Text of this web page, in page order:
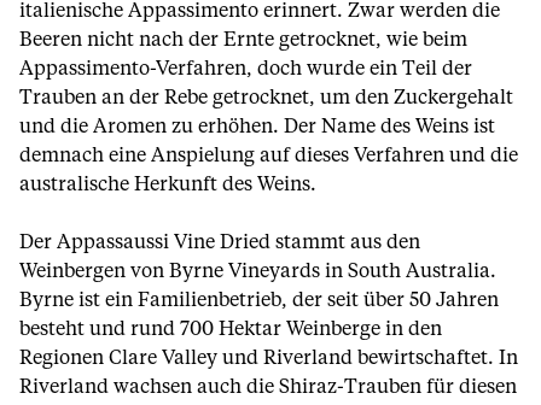
italienische Appassimento erinnert. Zwar werden die
Beeren nicht nach der Ernte getrocknet, wie beim
Appassimento-Verfahren, doch wurde ein Teil der
Trauben an der Rebe getrocknet, um den Zuckergehalt
und die Aromen zu erhöhen. Der Name des Weins ist
demnach eine Anspielung auf dieses Verfahren und die
australische Herkunft des Weins.
Der Appassaussi Vine Dried stammt aus den
Weinbergen von Byrne Vineyards in South Australia.
Byrne ist ein Familienbetrieb, der seit über 50 Jahren
besteht und rund 700 Hektar Weinberge in den
Regionen Clare Valley und Riverland bewirtschaftet. In
Riverland wachsen auch die Shiraz-Trauben für diesen